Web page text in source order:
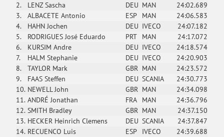
2.
LENZ Sascha DEU MAN
24:02.689
3.
ALBACETE Antonio ESP MAN
24:06.583
4.
HAHN Jochen DEU IVECO
24:07.182
5.
RODRIGUES José Eduardo PRT MAN
24:17.072
6.
KURSIM Andre DEU IVECO
24:18.574
7.
HALM Stephanie DEU IVECO
24:20.903
8.
TAYLOR Mark GBR MAN
24:23.572
9.
FAAS Steffen DEU SCANIA
24:30.773
10. NEWELL John GBR MAN
24:34.098
11. ANDRÉ Jonathan FRA MAN
24:36.796
12. SMITH Bradley GBR MAN
24:37.150
13. HECKER Heinrich Clemens DEU SCANIA
24:37.847
14. RECUENCO Luis ESP IVECO
24:39.688